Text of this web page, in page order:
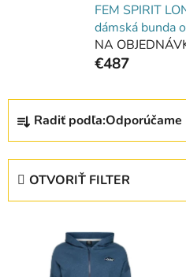
FEM SPIRIT
dámská bunda
NA
€487
R
d
Radiť podľa:Odporúčame
OTVORIŤ FILTER